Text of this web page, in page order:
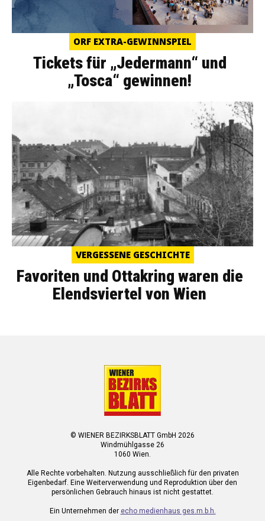
ORF EXTRA-GEWINNSPIEL
Tickets für „Jedermann“ und
„Tosca“ gewinnen!
VERGESSENE GESCHICHTE
Favoriten und Ottakring waren die
Elendsviertel von Wien
© WIENER BEZIRKSBLATT GmbH 2026
Windmühlgasse 26
1060 Wien.
Alle Rechte vorbehalten. Nutzung ausschließlich für den privaten
Eigenbedarf. Eine Weiterverwendung und Reproduktion über den
persönlichen Gebrauch hinaus ist nicht gestattet.
Ein Unternehmen der echo medienhaus ges.m.b.h.